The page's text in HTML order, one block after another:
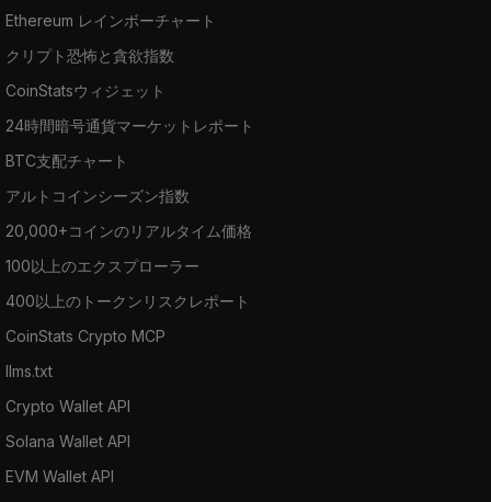
Ethereum レインボーチャート
クリプト恐怖と貪欲指数
CoinStatsウィジェット
24時間暗号通貨マーケットレポート
BTC支配チャート
アルトコインシーズン指数
20,000+コインのリアルタイム価格
100以上のエクスプローラー
400以上のトークンリスクレポート
CoinStats Crypto MCP
llms.txt
Crypto Wallet API
Solana Wallet API
EVM Wallet API